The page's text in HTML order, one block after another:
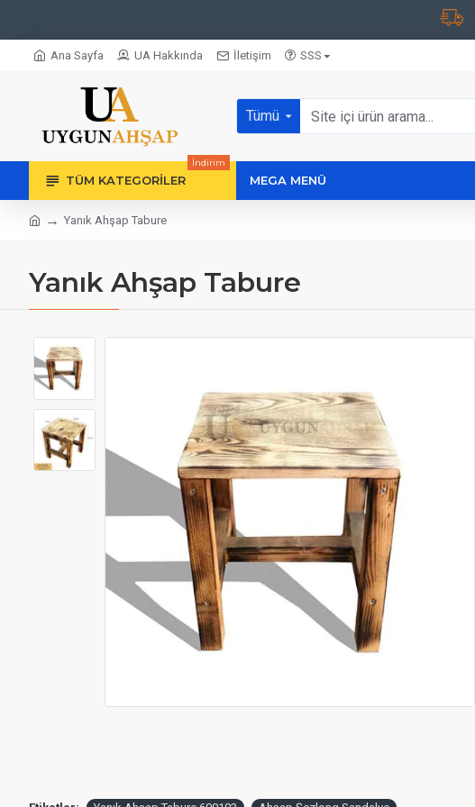
Ana Sayfa UA Hakkında İletişim SSS
Tümü
TÜM KATEGORILER
İndirim
MEGA MENÜ
Yanık Ahşap Tabure
Yanık Ahşap Tabure